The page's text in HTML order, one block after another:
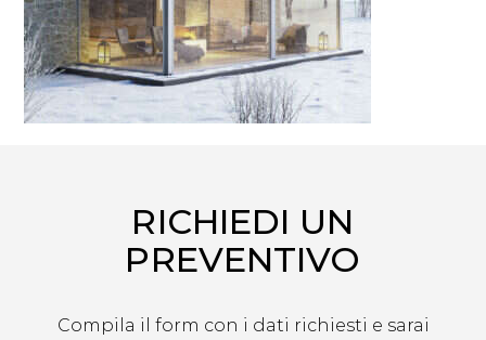
RICHIEDI UN
PREVENTIVO
Compila il form con i dati richiesti e sarai